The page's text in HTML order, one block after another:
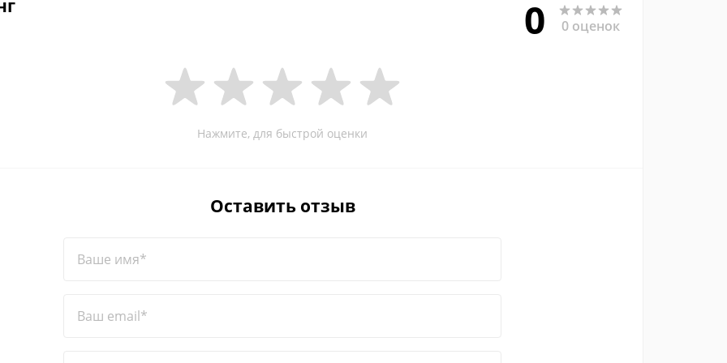
0 0 оценок
Нажмите, для быстрой оценки
Оставить отзыв
Ваше имя*
Ваш email*